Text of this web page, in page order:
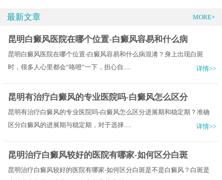
最新文章 MORE+
昆明白癜风医院在哪个位置-白癜风容易和什么病
昆明白癜风医院在哪个位置-白癜风容易和什么病混淆？身上出现白斑
时，很多人心里都会“咯噔”一下，担心自.....
详情>>
昆明有治疗白癜风的专业医院吗-白癜风怎么区分
昆明有治疗白癜风的专业医院吗-白癜风怎么区分进展期和稳定期？准确
区分白癜风的进展期与稳定期，对于选择.....
详情>>
昆明治疗白癜风较好的医院有哪家-如何区分白斑
昆明治疗白癜风较好的医院有哪家-如何区分白斑是不是白癜风？白斑是